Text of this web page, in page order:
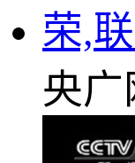
荣,
央广